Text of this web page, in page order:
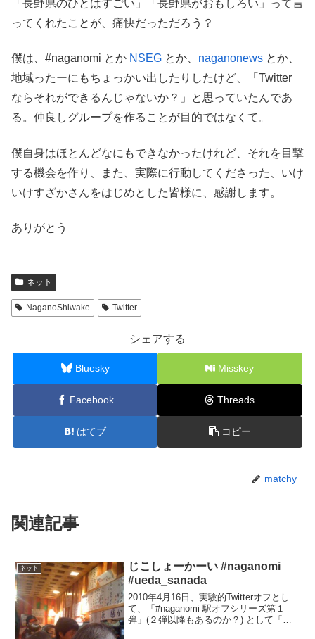
「長野県のひとはすごい」「長野県がおもしろい」って言
ってくれたことが、痛快だっただろう？
僕は、#naganomi とか NSEG とか、 naganonews とか、
地域ったーにもちょっかい出したりしたけど、「Twitter
ならそれができるんじゃないか？」と思っていたんであ
る。仲良しグループを作ることが目的ではなくて。
僕自身はほとんどなにもできなかったけれど、それを目撃
する機会を作り、また、実際に行動してくださった、いけ
いけすざかさんをはじめとした皆様に、感謝します。
ありがとう
ネット
NaganoShiwake Twitter
シェアする
Bluesky Misskey
Facebook Threads
はてブ コピー
matchy
関連記事
ネット
じこしょーかーい #naganomi
#ueda_sanada
2010年4月16日、実験的Twitterオフとし
て、「#naganomi 駅オフシリーズ第１
弾」(２弾以降もあるのか？) として「上